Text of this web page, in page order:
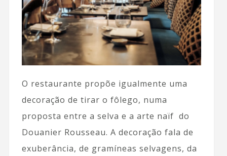
O restaurante propõe igualmente uma
decoração de tirar o fôlego, numa
proposta entre a selva e a arte naïf do
Douanier Rousseau. A decoração fala de
exuberância, de gramíneas selvagens, da